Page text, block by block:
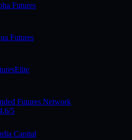
Futures
Futures
Futures Network
5
Capital